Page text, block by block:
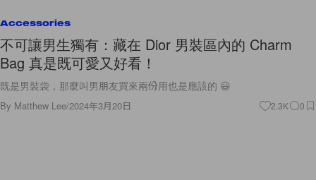
Accessories
不可讓男生獨有：藏在 Dior 男裝區內的 Charm
Bag 真是既可愛又好看！
既是男裝袋，那麼叫男朋友買來兩份用也是應該的 😃
By Matthew Lee/2024年3月20日 2.3K 0